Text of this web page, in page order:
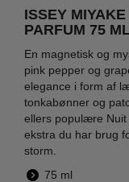
ISSEY
PARFUM 75
En magnetisk og
pink pepper og
elegance i form af
tonkabønner og
ellers populære
ekstra du har brug
storm.
75 ml